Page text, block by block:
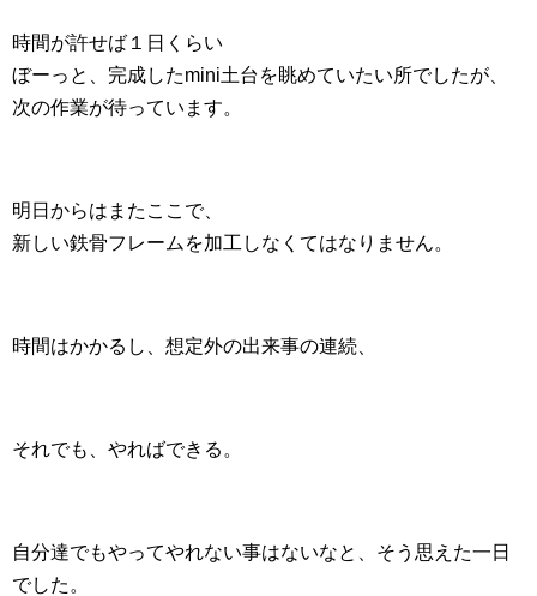
時間が許せば１日くらい
ぼーっと、完成したmini土台を眺めていたい所でしたが、
次の作業が待っています。
明日からはまたここで、
新しい鉄骨フレームを加工しなくてはなりません。
時間はかかるし、想定外の出来事の連続、
それでも、やればできる。
自分達でもやってやれない事はないなと、そう思えた一日
でした。